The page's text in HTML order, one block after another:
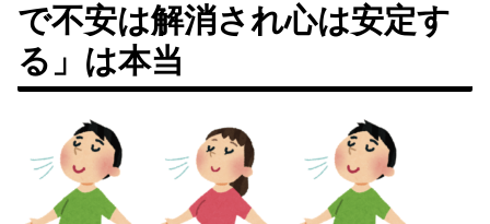
で不安は解消され心は安定す
る」は本当